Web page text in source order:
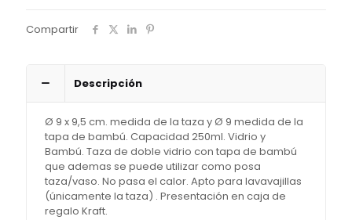
Compartir
Descripción
Ø 9 x 9,5 cm. medida de la taza y Ø 9 medida de la
tapa de bambú. Capacidad 250ml. Vidrio y
Bambú. Taza de doble vidrio con tapa de bambú
que ademas se puede utilizar como posa
taza/vaso. No pasa el calor. Apto para lavavajillas
(únicamente la taza) . Presentación en caja de
regalo Kraft.